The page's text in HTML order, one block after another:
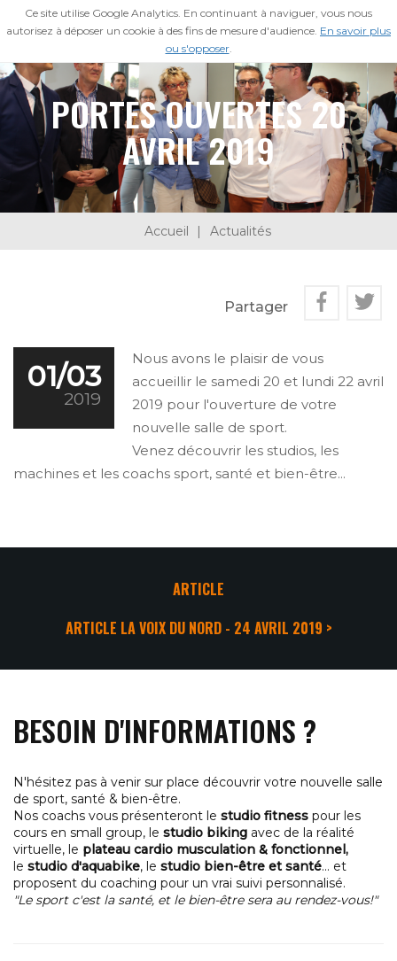
Ce site utilise Google Analytics. En continuant à naviguer, vous nous
autorisez à déposer un cookie à des fins de mesure d'audience. En savoir plus
ou s'opposer.
ESPACE MEMBRE
PORTES OUVERTES 20
AVRIL 2019
Accueil Actualités
Partager
01/03
2019
Nous avons le plaisir de vous
accueillir le samedi 20 et lundi 22 avril
2019 pour l'ouverture de votre
nouvelle salle de sport.
Venez découvrir les studios, les
machines et les coachs sport, santé et bien-être...
ARTICLE
ARTICLE LA VOIX DU NORD - 24 AVRIL 2019 >
BESOIN D'INFORMATIONS ?
N'hésitez pas à venir sur place découvrir votre nouvelle salle
de sport, santé & bien-être.
Nos coachs vous présenteront le studio fitness pour les
cours en small group, le studio biking avec de la réalité
virtuelle, le plateau cardio musculation & fonctionnel,
le studio d'aquabike, le studio bien-être et santé... et
proposent du coaching pour un vrai suivi personnalisé.
"Le sport c'est la santé, et le bien-être sera au rendez-vous!"